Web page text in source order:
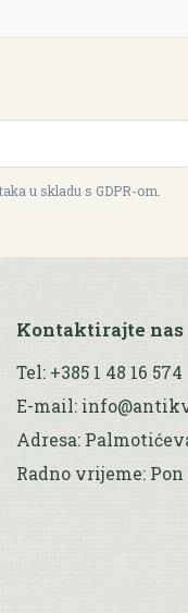
u skladu s GDPR-om.
Kontaktirajte nas
Tel: +385 1 48 16 574
E-mail:
Adresa:
Radno vrijeme: Pon